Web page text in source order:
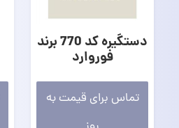
دستگیره کد 770 برند
فوروارد
تماس برای قیمت به